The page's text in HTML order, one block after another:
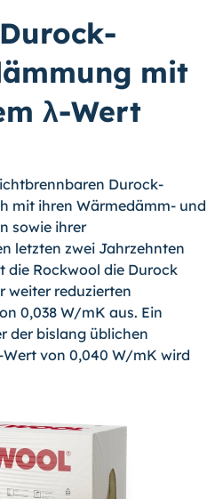
mit
λ-Wert
Durock-
mit ihren Wär­medämm- und
sowie ihrer
letzten zwei Jahrzehnten
die Rockwool die Durock
weiter reduzierten
0,038 W/mK aus. Ein
der bislang üblichen
von 0,040 W/mK wird